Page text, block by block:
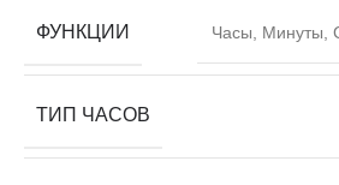
ФУНКЦИИ Часы, Минуты,
ТИП ЧАСОВ